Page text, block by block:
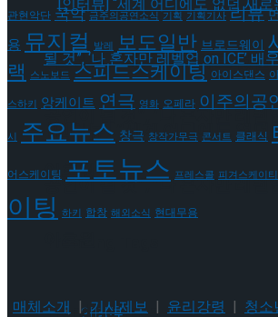
[인터뷰] “세계 어디에도 없던
공연이 될 것”, ‘나 혼자만 레벨
이호원
[인터뷰] “세계 어디에도 없던
공연이 될 것”, ‘나 혼자만 레벨
Trending Tags
관현악단 국악 금주의공연소식 기획 기획기사 리뷰
용 뮤지컬 발레 보도일반 브로드웨이
랙 스노보드 스피드스케이팅 아이스댄스
스하키 앙케이트 연극 영화 오페라 이주의공
시 주요뉴스 창극 창작가무극 콘서트 클래식
어스케이팅 포토뉴스 프레스콜 피겨스케이티
이팅 하키 합창 해외소식 현대무용
매체소개 |기사제보 | 윤리강령 | 청소